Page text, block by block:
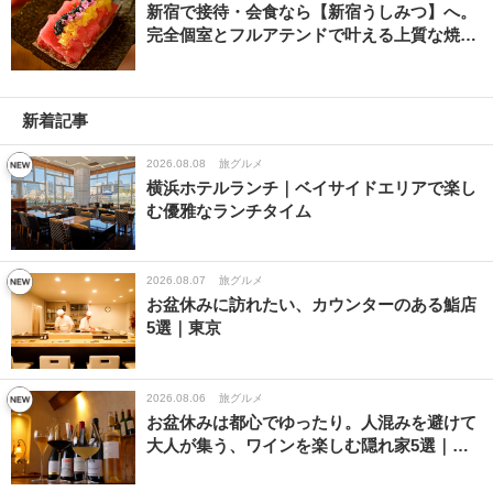
新宿で接待・会食なら【新宿うしみつ】へ。
完全個室とフルアテンドで叶える上質な焼…
新着記事
2026.08.08 旅グルメ
横浜ホテルランチ｜ベイサイドエリアで楽し
む優雅なランチタイム
2026.08.07 旅グルメ
お盆休みに訪れたい、カウンターのある鮨店
5選｜東京
2026.08.06 旅グルメ
お盆休みは都心でゆったり。人混みを避けて
大人が集う、ワインを楽しむ隠れ家5選｜…